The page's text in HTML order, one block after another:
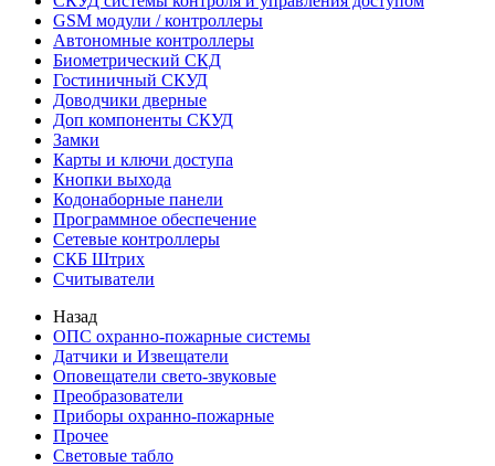
GSM модули / контроллеры
Автономные контроллеры
Биометрический СКД
Гостиничный СКУД
Доводчики дверные
Доп компоненты СКУД
Замки
Карты и ключи доступа
Кнопки выхода
Кодонаборные панели
Программное обеспечение
Сетевые контроллеры
СКБ Штрих
Считыватели
Назад
ОПС охранно-пожарные системы
Датчики и Извещатели
Оповещатели свето-звуковые
Преобразователи
Приборы охранно-пожарные
Прочее
Световые табло